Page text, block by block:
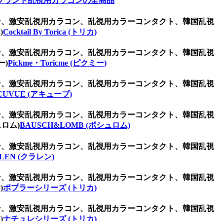
激安乱視用カラコン、乱視用カラーコンタクト、韓国乱視
Cocktail By Torica (トリカ)
激安乱視用カラコン、乱視用カラーコンタクト、韓国乱視
)Pickme・Toricme (ピクミー)
激安乱視用カラコン、乱視用カラーコンタクト、韓国乱視
(アキューブ)
激安乱視用カラコン、乱視用カラーコンタクト、韓国乱視
ム)BAUSCH&LOMB (ボシュロム)
激安乱視用カラコン、乱視用カラーコンタクト、韓国乱視
(クラレン)
激安乱視用カラコン、乱視用カラーコンタクト、韓国乱視
ポプラーシリーズ (トリカ)
激安乱視用カラコン、乱視用カラーコンタクト、韓国乱視
ナチュレシリーズ (トリカ)